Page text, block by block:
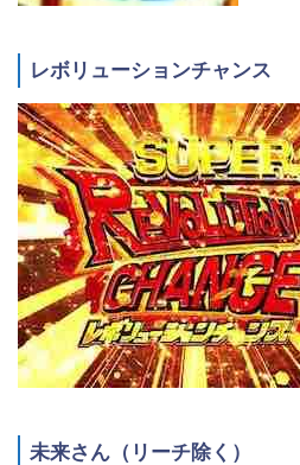
レボリューションチャンス
未来さん（リーチ除く）